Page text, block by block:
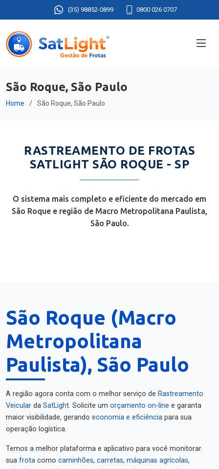
(35) 98852-0899 0800 026 0707
São Roque, São Paulo
Home São Roque, São Paulo
RASTREAMENTO DE FROTAS
SATLIGHT SÃO ROQUE - SP
O sistema mais completo e eficiente do mercado em
São Roque e região de Macro Metropolitana Paulista,
São Paulo.
São Roque (Macro
Metropolitana
Paulista), São Paulo
A região agora conta com o melhor serviço de Rastreamento
Veicular da SatLight. Solicite um orçamento on-line e garanta
maior visibilidade, gerando economia e eficiência para sua
operação logística.
Temos a melhor plataforma e aplicativo para você monitorar
sua frota como caminhões, carretas, máquinas agrícolas,